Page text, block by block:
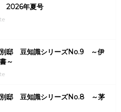
2026年夏号
別邸 豆知識シリーズNo.9 ～伊
～
別邸 豆知識シリーズNo.8 ～茅